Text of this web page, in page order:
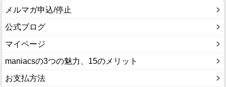
メルマガ申込/停止
公式ブログ
マイページ
maniacsの3つの魅力、15のメリット
お支払方法